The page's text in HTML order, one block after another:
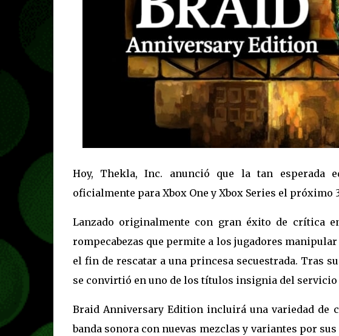
Hoy, Thekla, Inc. anunció que la tan esperada
oficialmente para Xbox One y Xbox Series el próximo
Lanzado originalmente con gran éxito de crítica
rompecabezas que permite a los jugadores
el fin de rescatar a una princesa secuestrada. Tras
se convirtió en uno de los títulos insignia del servicio
Braid Anniversary Edition incluirá una variedad de
banda sonora con nuevas mezclas y variantes por